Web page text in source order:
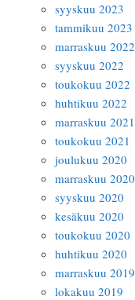
syyskuu 2023
tammikuu 2023
marraskuu 2022
syyskuu 2022
toukokuu 2022
huhtikuu 2022
marraskuu 2021
toukokuu 2021
joulukuu 2020
marraskuu 2020
syyskuu 2020
kesäkuu 2020
toukokuu 2020
huhtikuu 2020
marraskuu 2019
lokakuu 2019